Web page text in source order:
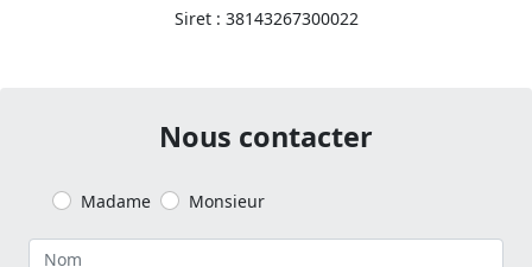
Siret : 38143267300022
Nous contacter
Madame Monsieur